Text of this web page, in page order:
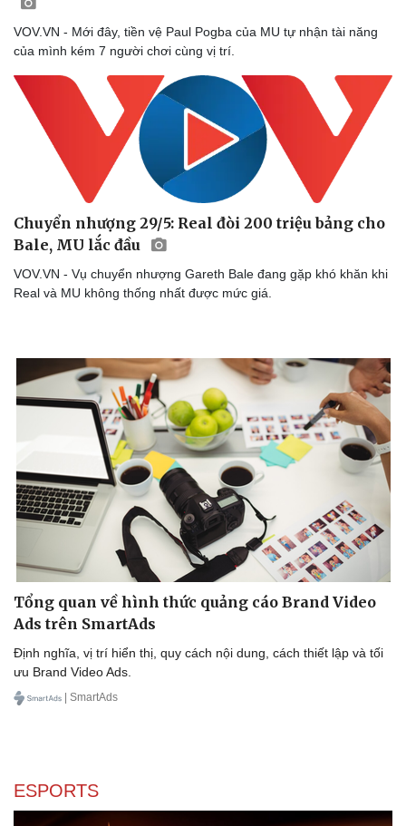
Nam khoa
Làm đẹp - giảm cân
Phòng mạch online
VOV.VN - Mới đây, tiền vệ Paul Pogba của MU tự nhận tài năng
của mình kém 7 người chơi cùng vị trí.
Chuyển nhượng 29/5: Real đòi 200 triệu bảng cho
Bale, MU lắc đầu
VOV.VN - Vụ chuyển nhượng Gareth Bale đang gặp khó khăn khi
Real và MU không thống nhất được mức giá.
Tổng quan về hình thức quảng cáo Brand Video
Ads trên SmartAds
Định nghĩa, vị trí hiển thị, quy cách nội dung, cách thiết lập và tối
ưu Brand Video Ads.
| SmartAds
ESPORTS